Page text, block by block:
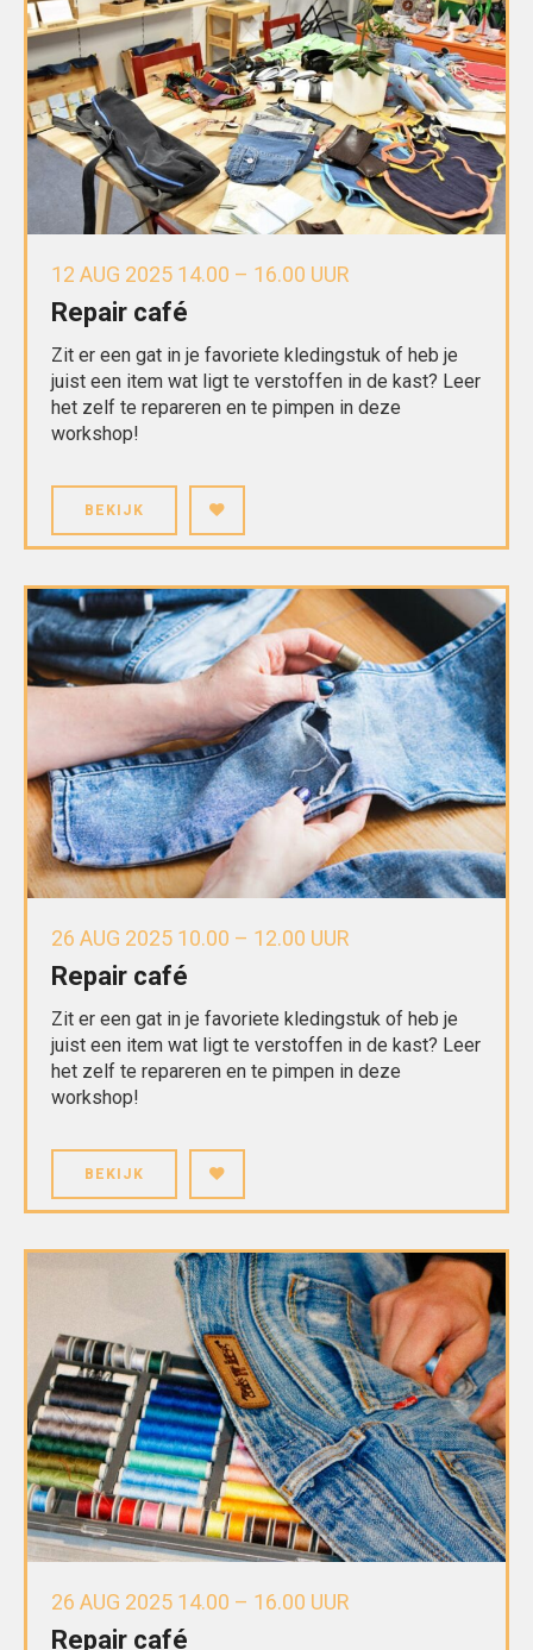
12 AUG 2025 14.00 – 16.00 UUR
Repair café
Zit er een gat in je favoriete kledingstuk of heb je
juist een item wat ligt te verstoffen in de kast? Leer
het zelf te repareren en te pimpen in deze
workshop!
BEKIJK
26 AUG 2025 10.00 – 12.00 UUR
Repair café
Zit er een gat in je favoriete kledingstuk of heb je
juist een item wat ligt te verstoffen in de kast? Leer
het zelf te repareren en te pimpen in deze
workshop!
BEKIJK
26 AUG 2025 14.00 – 16.00 UUR
Repair café